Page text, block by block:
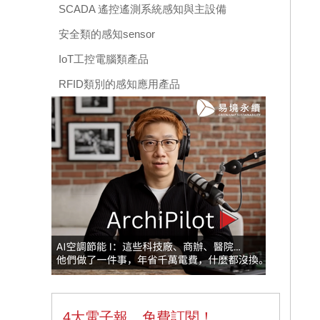
SCADA 遙控遙測系統感知與主設備
安全類的感知sensor
IoT工控電腦類產品
RFID類別的感知應用產品